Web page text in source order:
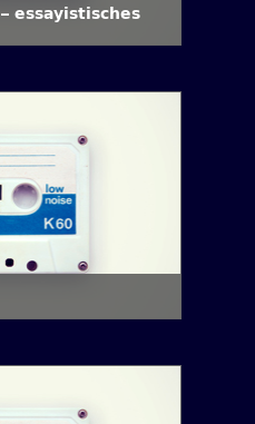
essayistisches